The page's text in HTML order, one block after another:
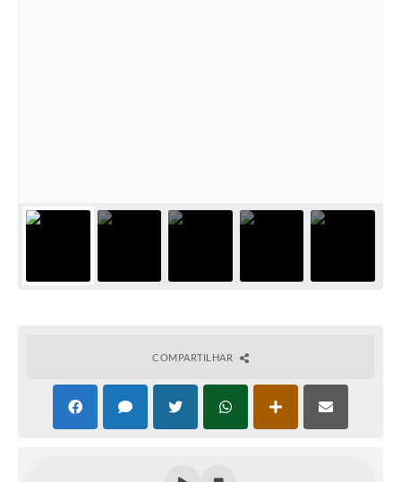
COMPARTILHAR